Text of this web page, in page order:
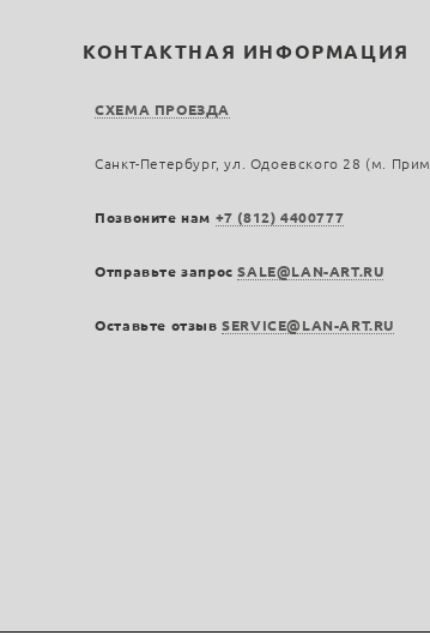
КОНТАКТНАЯ ИНФОРМАЦИЯ
СХЕМА ПРОЕЗДА
Санкт-Петербург, ул. Одоевского 28 (м.
Позвоните нам +7 (812) 4400777
Отправьте запросSALE@LAN-ART.RU
Оставьте отзывSERVICE@LAN-ART.RU